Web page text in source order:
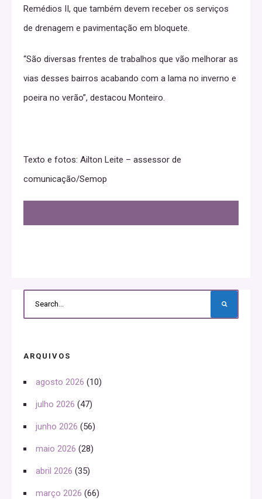
Remédios II, que também devem receber os serviços
de drenagem e pavimentação em bloquete.
“São diversas frentes de trabalhos que vão melhorar as
vias desses bairros acabando com a lama no inverno e
poeira no verão”, destacou Monteiro.
Texto e fotos: Ailton Leite – assessor de
comunicação/Semop
ARQUIVOS
agosto 2026 (10)
julho 2026 (47)
junho 2026 (56)
maio 2026 (28)
abril 2026 (35)
março 2026 (66)